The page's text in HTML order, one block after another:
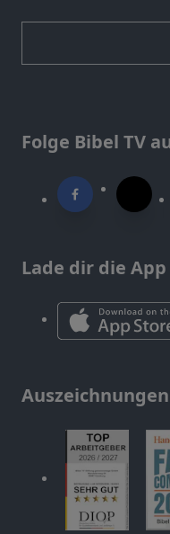
Folge Bibel TV
Lade dir die
Auszeichnungen